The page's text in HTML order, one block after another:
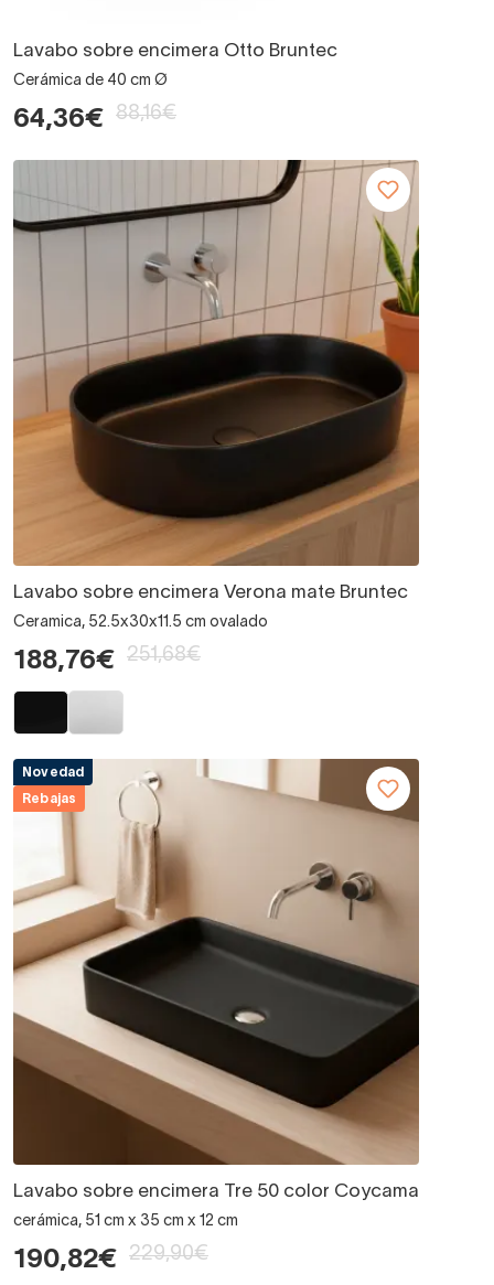
Lavabo sobre encimera Otto Bruntec
Cerámica de 40 cm Ø
64,36€ 88,16€
Lavabo sobre encimera Verona mate Bruntec
Ceramica, 52.5x30x11.5 cm ovalado
188,76€ 251,68€
Novedad
Rebajas
Lavabo sobre encimera Tre 50 color Coycama
cerámica, 51 cm x 35 cm x 12 cm
190,82€ 229,90€